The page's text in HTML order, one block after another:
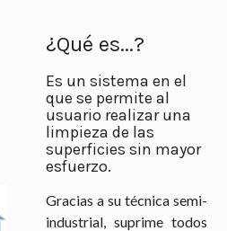
¿Qué es...?
Es un sistema en el
que se permite al
usuario realizar una
limpieza de las
superficies sin mayor
esfuerzo.
Gracias a su técnica semi-
industrial, suprime todos